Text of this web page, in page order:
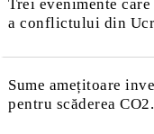
Trei evenimente
a conflictului din
Sume amețitoare
pentru scăderea